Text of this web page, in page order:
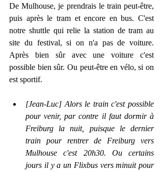
De Mulhouse, je prendrais le train peut-être,
puis après le tram et encore en bus. C'est
notre shuttle qui relie la station de tram au
site du festival, si on n'a pas de voiture.
Après bien sûr avec une voiture c'est
possible bien sûr. Ou peut-être en vélo, si on
est sportif.
[Jean-Luc] Alors le train c'est possible
pour venir, par contre il faut dormir à
Freiburg la nuit, puisque le dernier
train pour rentrer de Freiburg vers
Mulhouse c'est 20h30. Ou certains
jours il y a un Flixbus vers minuit pour